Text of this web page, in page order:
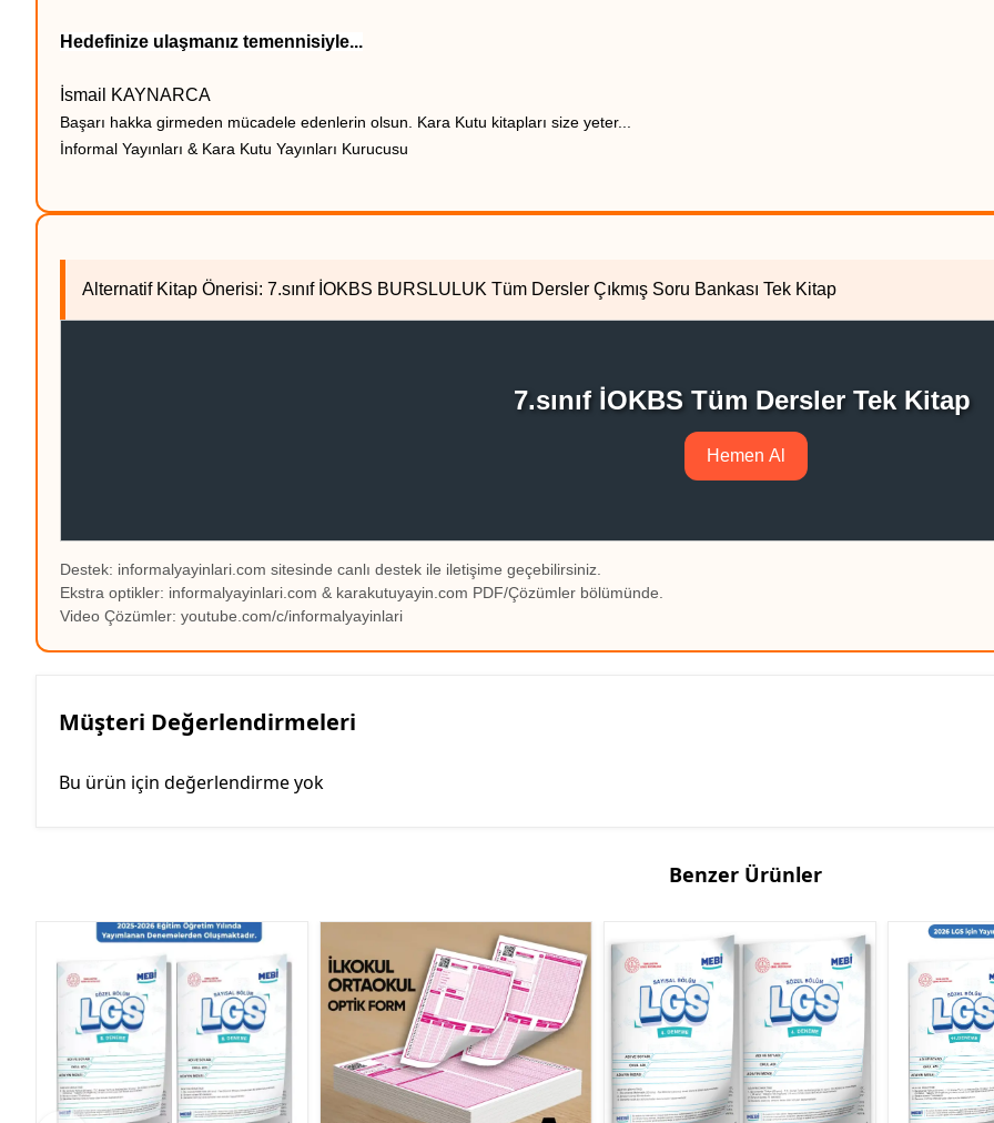
Hedefinize ulaşmanız temennisiyle...
İsmail KAYNARCA
Başarı hakka girmeden mücadele edenlerin olsun. Kara Kutu kitapları size yeter...
İnformal Yayınları & Kara Kutu Yayınları Kurucusu
Alternatif Kitap Önerisi: 7.sınıf İOKBS BURSLULUK Tüm Dersler Çıkmış Soru Bankası Tek Kitap
7.sınıf İOKBS Tüm Dersler Tek Kitap
Hemen Al
Destek: informalyayinlari.com sitesinde canlı destek ile iletişime geçebilirsiniz.
Ekstra optikler: informalyayinlari.com & karakutuyayin.com PDF/Çözümler bölümünde.
Video Çözümler: youtube.com/c/informalyayinlari
Müşteri Değerlendirmeleri
Bu ürün için değerlendirme yok
Benzer Ürünler